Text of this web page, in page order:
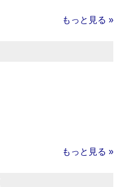
もっと見る »
もっと見る »